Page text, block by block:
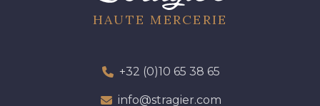
HAUTE MERCERIE
+32 (0)10 65 38 65
info@stragier.com